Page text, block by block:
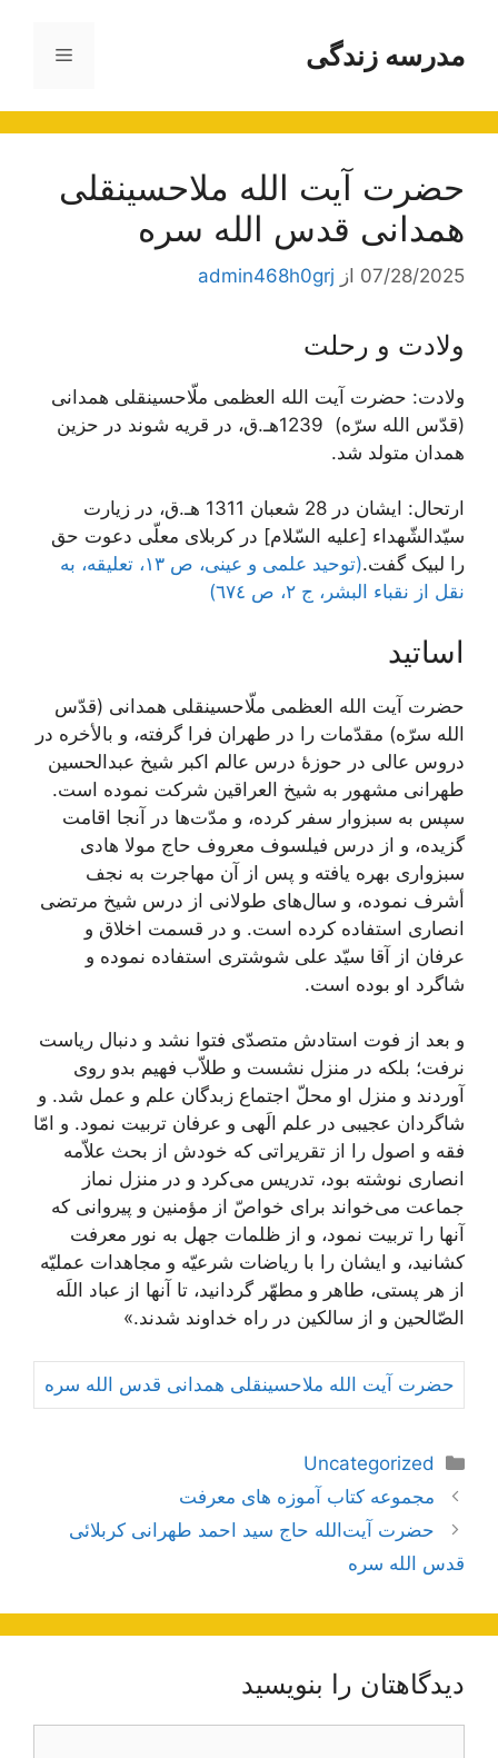
محتوامدرسه زندگی فهرست
حضرت آیت الله ملاحسینقلی
همدانی قدس الله سره
07/28/2025 از admin468h0grj
ولادت و رحلت
ولادت: حضرت آیت الله العظمی ملّاحسینقلی همدانی
(قدّس الله سرّه) 1239هـ.ق، در قریه شوند در حزین
همدان متولد شد.
ارتحال: ایشان در 28 شعبان 1311 هـ.ق، در زیارت
سیّدالشّهداء [علیه السّلام] در کربلای معلّی دعوت حق
را لبیک گفت.
(توحید علمی و عینی، ص ١٣، تعلیقه، به
نقل از نقباء البشر، ج ٢، ص ٦٧٤)
اساتید
حضرت آیت الله العظمی ملّاحسینقلی همدانی (قدّس
الله سرّه) مقدّمات را در طهران فرا گرفته، و بالأخره در
دروس عالی در حوزۀ درس عالم اکبر شیخ عبدالحسین
طهرانی مشهور به شیخ العراقین شرکت نموده است.
سپس به سبزوار سفر کرده، و مدّت‌ها در آنجا اقامت
گزیده، و از درس فیلسوف معروف حاج مولا هادی
سبزواری بهره یافته و پس از آن مهاجرت به نجف
أشرف نموده، و سال‌های طولانی از درس شیخ مرتضی
انصاری استفاده کرده است. و در قسمت اخلاق و
عرفان از آقا سیّد علی شوشتری استفاده نموده و
شاگرد او بوده است.
و بعد از فوت استادش متصدّی فتوا نشد و دنبال ریاست
نرفت؛ بلکه در منزل نشست و طلاّب فهیم بدو روی
آوردند و منزل او محلّ اجتماع زبدگان علم و عمل شد. و
شاگردان عجیبی در علم الَهی و عرفان تربیت نمود. و امّا
فقه و اصول را از تقریراتی که خودش از بحث علاّمه
انصاری نوشته بود، تدریس می‌کرد و در منزل نماز
جماعت می‌خواند برای خواصّ از مؤمنین و پیروانی که
آنها را تربیت نمود، و از ظلمات جهل به نور معرفت
کشانید، و ایشان را با ریاضات شرعیّه و مجاهدات عملیّه
از هر پستی، طاهر و مطهّر گردانید، تا آنها از عباد اللَه
الصّالحین و از سالکین در راه خداوند شدند.»
حضرت آیت الله ملاحسینقلی همدانی قدس الله سره
دسته‌ها
Uncategorized
ناوبری
نوشته‌ها
مجموعه کتاب آموزه های معرفت
حضرت آيت‌الله حاج سيد احمد طهرانى كربلائى
قدس الله سره
دیدگاهتان را بنویسید